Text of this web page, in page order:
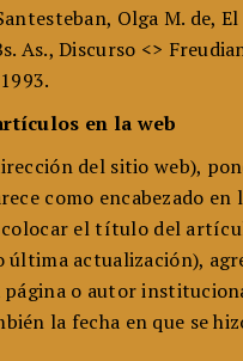
Olga M. de,
As., Discurso <>
en la web
del sitio web),
como encabezado
colocar el título del
última actualización),
o autor
la fecha en que se